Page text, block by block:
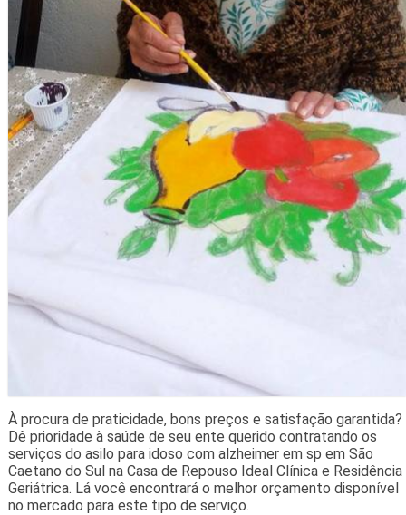
À procura de praticidade, bons preços e satisfação garantida?
Dê prioridade à saúde de seu ente querido contratando os
serviços do asilo para idoso com alzheimer em sp em São
Caetano do Sul na Casa de Repouso Ideal Clínica e Residência
Geriátrica. Lá você encontrará o melhor orçamento disponível
no mercado para este tipo de serviço.